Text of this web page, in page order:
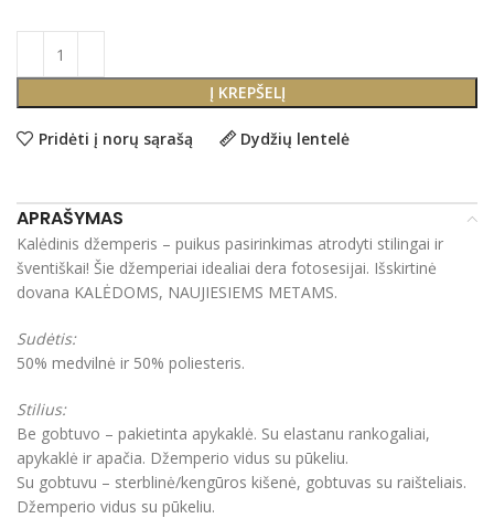
Į KREPŠELĮ
Pridėti į norų sąrašą Dydžių lentelė
APRAŠYMAS
Kalėdinis džemperis – puikus pasirinkimas atrodyti stilingai ir
šventiškai! Šie džemperiai idealiai dera fotosesijai. Išskirtinė
dovana KALĖDOMS, NAUJIESIEMS METAMS.
Sudėtis:
50% medvilnė ir 50% poliesteris.
Stilius:
Be gobtuvo – pakietinta apykaklė. Su elastanu rankogaliai,
apykaklė ir apačia. Džemperio vidus su pūkeliu.
Su gobtuvu – sterblinė/kengūros kišenė, gobtuvas su raišteliais.
Džemperio vidus su pūkeliu.